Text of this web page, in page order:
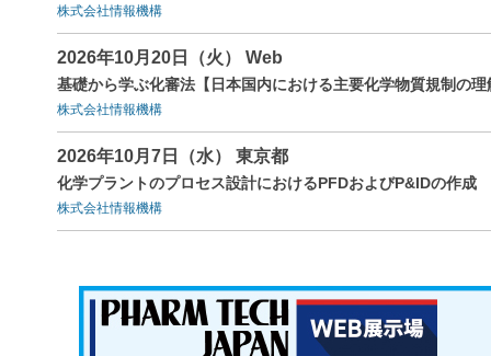
株式会社情報機構
2026年10月20日（火） Web
基礎から学ぶ化審法【日本国内における主要化学物質規制の
株式会社情報機構
2026年10月7日（水） 東京都
化学プラントのプロセス設計におけるPFDおよびP&IDの作成
株式会社情報機構